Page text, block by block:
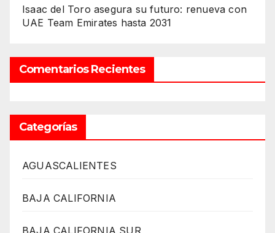
Isaac del Toro asegura su futuro: renueva con
UAE Team Emirates hasta 2031
Comentarios Recientes
Categorías
AGUASCALIENTES
BAJA CALIFORNIA
BAJA CALIFORNIA SUR